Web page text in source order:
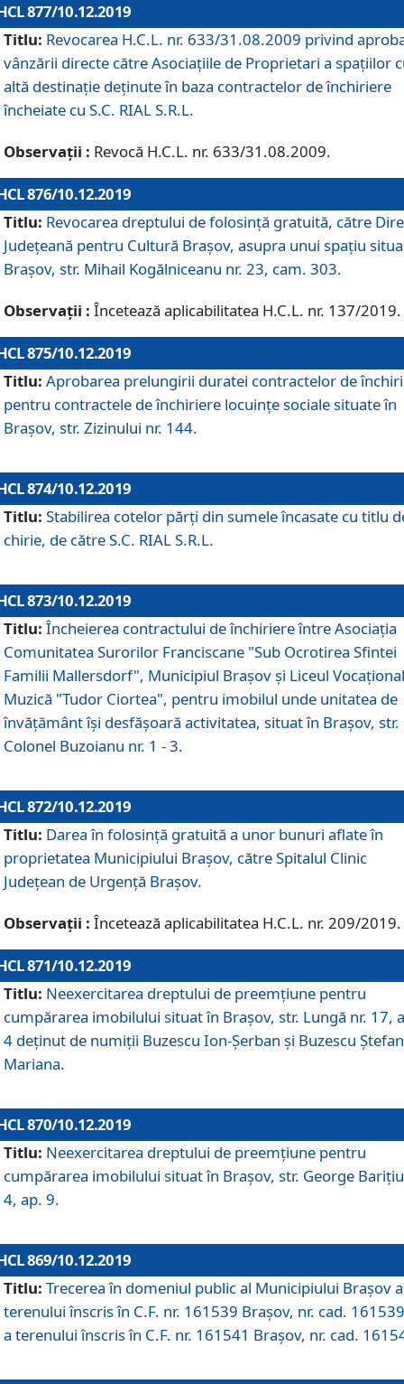
877/10.12.2019
Titlu: Revocarea H.C.L. nr. 633/31.08.2009 privind
vânzării directe către Asociațiile de Proprietari a spațiilor
altă destinație deținute în baza contractelor de închiriere
încheiate cu S.C. RIAL S.R.L.
Observații : Revocă H.C.L. nr. 633/31.08.2009.
876/10.12.2019
Titlu: Revocarea dreptului de folosinţă gratuită, către
Judeţeană pentru Cultură Braşov, asupra unui spaţiu
Braşov, str. Mihail Kogălniceanu nr. 23, cam. 303.
Observații : Încetează aplicabilitatea H.C.L. nr. 137/2019.
875/10.12.2019
Titlu: Aprobarea prelungirii duratei contractelor de
pentru contractele de închiriere locuinţe sociale situate în
Braşov, str. Zizinului nr. 144.
874/10.12.2019
Titlu: Stabilirea cotelor părți din sumele încasate cu titlu
chirie, de către S.C. RIAL S.R.L.
873/10.12.2019
Titlu: Încheierea contractului de închiriere între Asociația
Comunitatea Surorilor Franciscane "Sub Ocrotirea Sfintei
Familii Mallersdorf", Municipiul Braşov şi Liceul
Muzică "Tudor Ciortea", pentru imobilul unde unitatea de
învățământ îşi desfăşoară activitatea, situat în Braşov, str.
Colonel Buzoianu nr. 1 - 3.
872/10.12.2019
Titlu: Darea în folosinţă gratuită a unor bunuri aflate în
proprietatea Municipiului Braşov, către Spitalul Clinic
Judeţean de Urgenţă Braşov.
Observații : Încetează aplicabilitatea H.C.L. nr. 209/2019.
871/10.12.2019
Titlu: Neexercitarea dreptului de preemţiune pentru
cumpărarea imobilului situat în Braşov, str. Lungă nr. 17,
4 deţinut de numiţii Buzescu Ion-Şerban și Buzescu
Mariana.
870/10.12.2019
Titlu: Neexercitarea dreptului de preemţiune pentru
cumpărarea imobilului situat în Braşov, str. George
4, ap. 9.
869/10.12.2019
Titlu: Trecerea în domeniul public al Municipiului Braşov a
terenului înscris în C.F. nr. 161539 Brașov, nr. cad.
a terenului înscris în C.F. nr. 161541 Brașov, nr. cad.